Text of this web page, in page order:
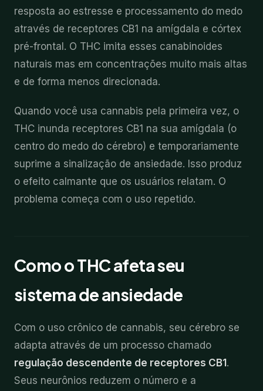
resposta ao estresse e processamento do medo
através de receptores CB1 na amígdala e córtex
pré-frontal. O THC imita esses canabinoides
naturais mas em concentrações muito mais altas
e de forma menos direcionada.
Quando você usa cannabis pela primeira vez, o
THC inunda receptores CB1 na sua amígdala (o
centro do medo do cérebro) e temporariamente
suprime a sinalização de ansiedade. Isso produz
o efeito calmante que os usuários relatam. O
problema começa com o uso repetido.
Como o THC afeta seu
sistema de ansiedade
Com o uso crônico de cannabis, seu cérebro se
adapta através de um processo chamado
regulação descendente de receptores CB1 .
Seus neurônios reduzem o número e a